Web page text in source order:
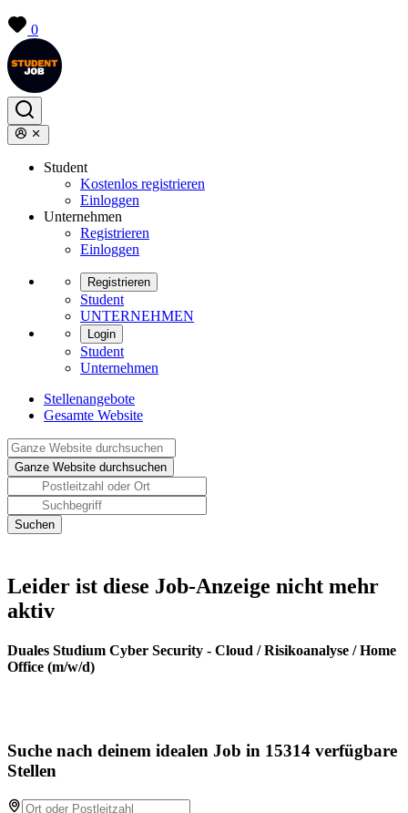
0
Student
Kostenlos registrieren
Einloggen
Unternehmen
Registrieren
Einloggen
Registrieren
Student
UNTERNEHMEN
Login
Student
Unternehmen
Stellenangebote
Gesamte Website
Leider ist diese Job-Anzeige nicht mehr
aktiv
Duales Studium Cyber Security - Cloud / Risikoanalyse / Home
Office (m/w/d)
Suche nach deinem idealen Job in 15314 verfügbare
Stellen